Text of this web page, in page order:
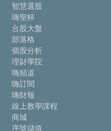
智慧選股
嗨聖杯
台股大盤
部落格
個股分析
理財學院
嗨頻道
嗨訂閱
嗨財報
線上教學課程
商城
序號儲值